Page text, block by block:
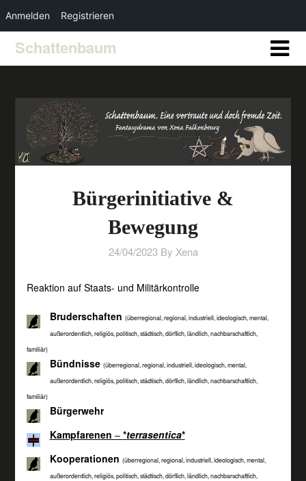
Schattenbaum
Bürgerinitiative &
Bewegung
24/04/2023 By Xena
Reaktion auf Staats- und Militärkontrolle
Bruderschaften (überregional, regional, industriell, ideologisch, mental,
außerordentlich, religiös, politisch, städtisch, dörflich, ländlich, nachbarschaftlich,
familiär)
Bündnisse (überregional, regional, industriell, ideologisch, mental,
außerordentlich, religiös, politisch, städtisch, dörflich, ländlich, nachbarschaftlich,
familiär)
Bürgerwehr
Kampfarenen – *terrasentica*
Kooperationen (überregional, regional, industriell, ideologisch, mental,
außerordentlich, religiös, politisch, städtisch, dörflich, ländlich, nachbarschaftlich,
Anmelden Registrieren